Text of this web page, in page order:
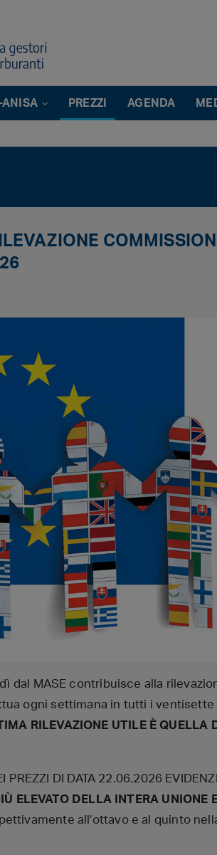
ANISA PREZZI AGENDA
dal MASE contribuisce alla
ogni settimana in tutti i ventisette
RILEVAZIONE UTILE È QUELLA
PREZZI DI DATA 22.06.2026
ELEVATO DELLA INTERA UNIONE
all’ottavo e al quinto